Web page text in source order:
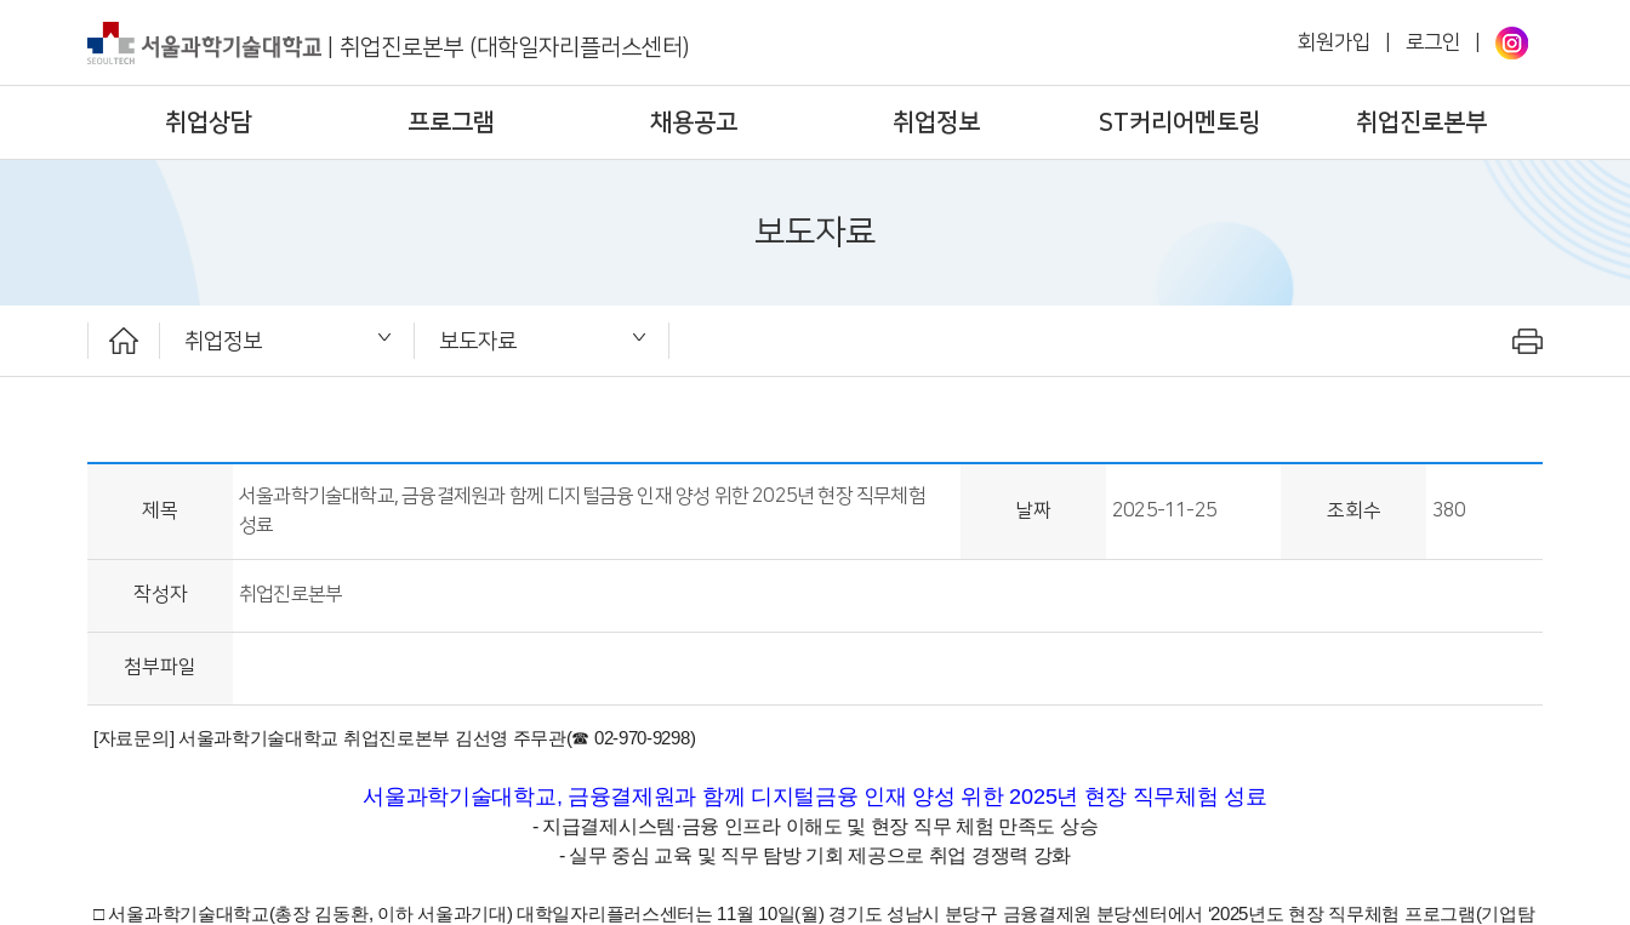
취업진로본부 (대학일자리플러스센터) 회원가입 로그인
취업상담 프로그램 채용공고 취업정보 ST커리어멘토링 취업진로본부
보도자료
취업정보
취업상담
프로그램
채용공고
취업정보
ST커리어멘토링
취업진로본부
보도자료
공지사항
대외활동
청년정책
취업 서포터즈
보도자료
제목
서울과학기술대학교, 금융결제원과 함께 디지털금융 인재 양성 위한 2025년 현장 직무체험
성료
날짜 2025-11-25 조회수 380
작성자 취업진로본부
첨부파일
[자료문의] 서울과학기술대학교 취업진로본부 김선영 주무관(☎ 02-970-9298)
서울과학기술대학교, 금융결제원과 함께 디지털금융 인재 양성 위한 2025년 현장 직무체험 성료
- 지급결제시스템·금융 인프라 이해도 및 현장 직무 체험 만족도 상승
- 실무 중심 교육 및 직무 탐방 기회 제공으로 취업 경쟁력 강화
□ 서울과학기술대학교(총장 김동환, 이하 서울과기대) 대학일자리플러스센터는 11월 10일(월) 경기도 성남시 분당구 금융결제원 분당센터에서 ‘2025년도 현장 직무체험 프로그램(기업탐